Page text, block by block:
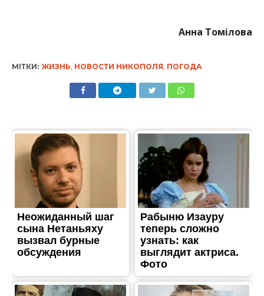
Анна Томілова
МІТКИ: ЖИЗНЬ НОВОСТИ НИКОПОЛЯ ПОГОДА